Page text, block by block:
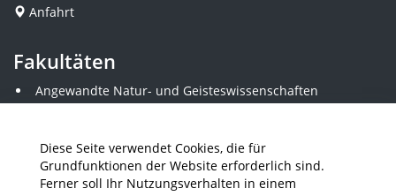
Diese Seite verwendet Cookies, die für
Grundfunktionen der Website erforderlich sind.
Ferner soll Ihr Nutzungsverhalten in einem
Anfahrt
Fakultäten
Angewandte Natur- und Geisteswissenschaften
Angewandte Sozialwissenschaften
Elektrotechnik
Gestaltung
Informatik und Wirtschaftsinformatik